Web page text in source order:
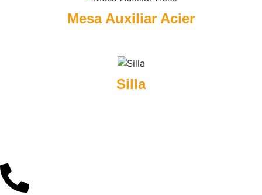
Mesa Auxiliar Acier
Silla